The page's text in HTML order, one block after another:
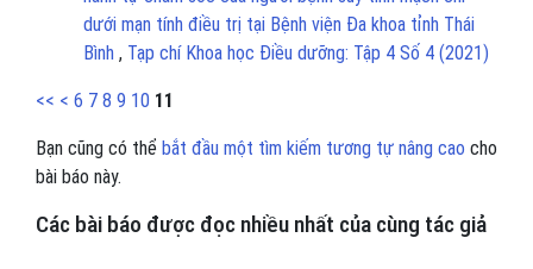
dưới mạn tính điều trị tại Bệnh viện Đa khoa tỉnh Thái
Bình , Tạp chí Khoa học Điều dưỡng: Tập 4 Số 4 (2021)
<< < 6 7 8 9 10 11
Bạn cũng có thể bắt đầu một tìm kiếm tương tự nâng cao cho
bài báo này.
Các bài báo được đọc nhiều nhất của cùng tác giả